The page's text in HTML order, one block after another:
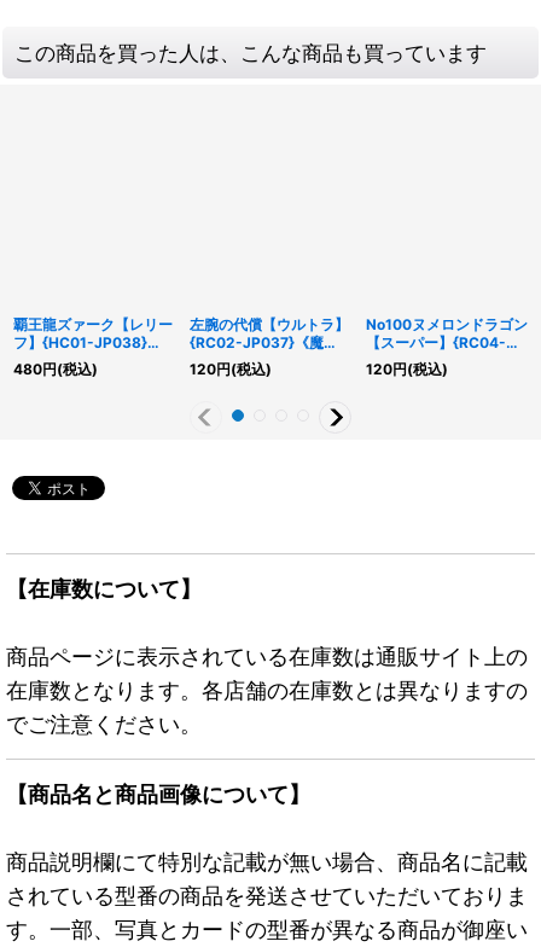
この商品を買った人は、こんな商品も買っています
覇王龍ズァーク【レリー
フ】{HC01-JP038}
《融合》
480円(税込)
左腕の代償【ウルトラ】
{RC02-JP037}《魔
法》
120円(税込)
No100ヌメロンドラゴン
【スーパー】{RC04-
JP040}《エクシーズ》
120円(税込)
【在庫数について】
商品ページに表示されている在庫数は通販サイト上の
在庫数となります。各店舗の在庫数とは異なりますの
でご注意ください。
【商品名と商品画像について】
商品説明欄にて特別な記載が無い場合、商品名に記載
されている型番の商品を発送させていただいておりま
す。一部、写真とカードの型番が異なる商品が御座い